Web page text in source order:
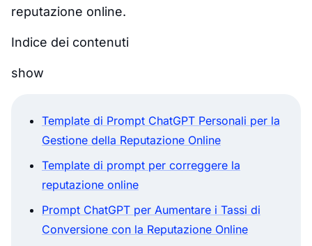
reputazione online.
Indice dei contenuti
show
Template di Prompt ChatGPT Personali per la
Gestione della Reputazione Online
Template di prompt per correggere la
reputazione online
Prompt ChatGPT per Aumentare i Tassi di
Conversione con la Reputazione Online